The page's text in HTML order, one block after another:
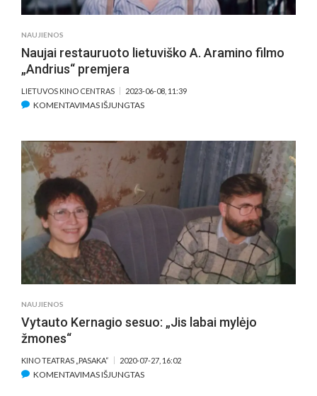
NAUJIENOS
Naujai restauruoto lietuviško A. Aramino filmo
„Andrius“ premjera
LIETUVOS KINO CENTRAS 2023-06-08, 11:39
KOMENTAVIMAS IŠJUNGTASĮRAŠE
LIETUVIŠKO
ARAMINO
FILMO
„ANDRIUS“
NAUJIENOS
Vytauto Kernagio sesuo: „Jis labai mylėjo
žmones“
KINO TEATRAS „PASAKA“ 2020-07-27, 16:02
KOMENTAVIMAS IŠJUNGTASĮRAŠE